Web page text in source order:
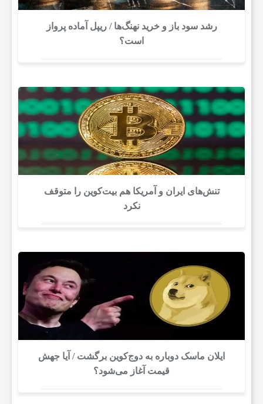
رشد سود باز و خرید نهنگ‌ها / ریپل آماده پرواز
است؟
تنش‌های ایران و آمریکا هم بیت‌کوین را متوقف
نکرد
ایلان ماسک دوباره به دوج‌کوین برگشت / آیا جهش
قیمت آغاز می‌شود؟